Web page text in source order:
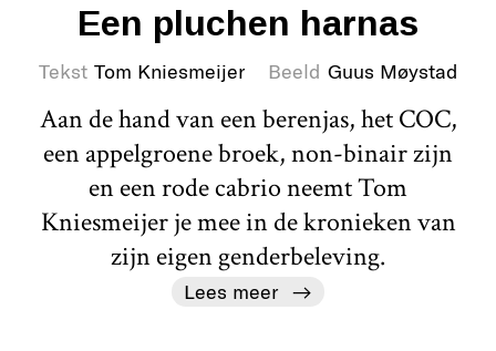
Een pluchen harnas
Tekst Tom Kniesmeijer Beeld Guus Møystad
Aan de hand van een berenjas, het COC,
een appelgroene broek, non-binair zijn
en een rode cabrio neemt Tom
Kniesmeijer je mee in de kronieken van
zijn eigen genderbeleving.
Lees meer